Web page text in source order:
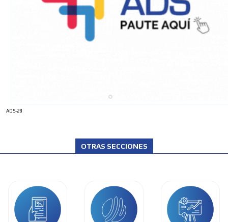
ADS-28
OTRAS SECCIONES